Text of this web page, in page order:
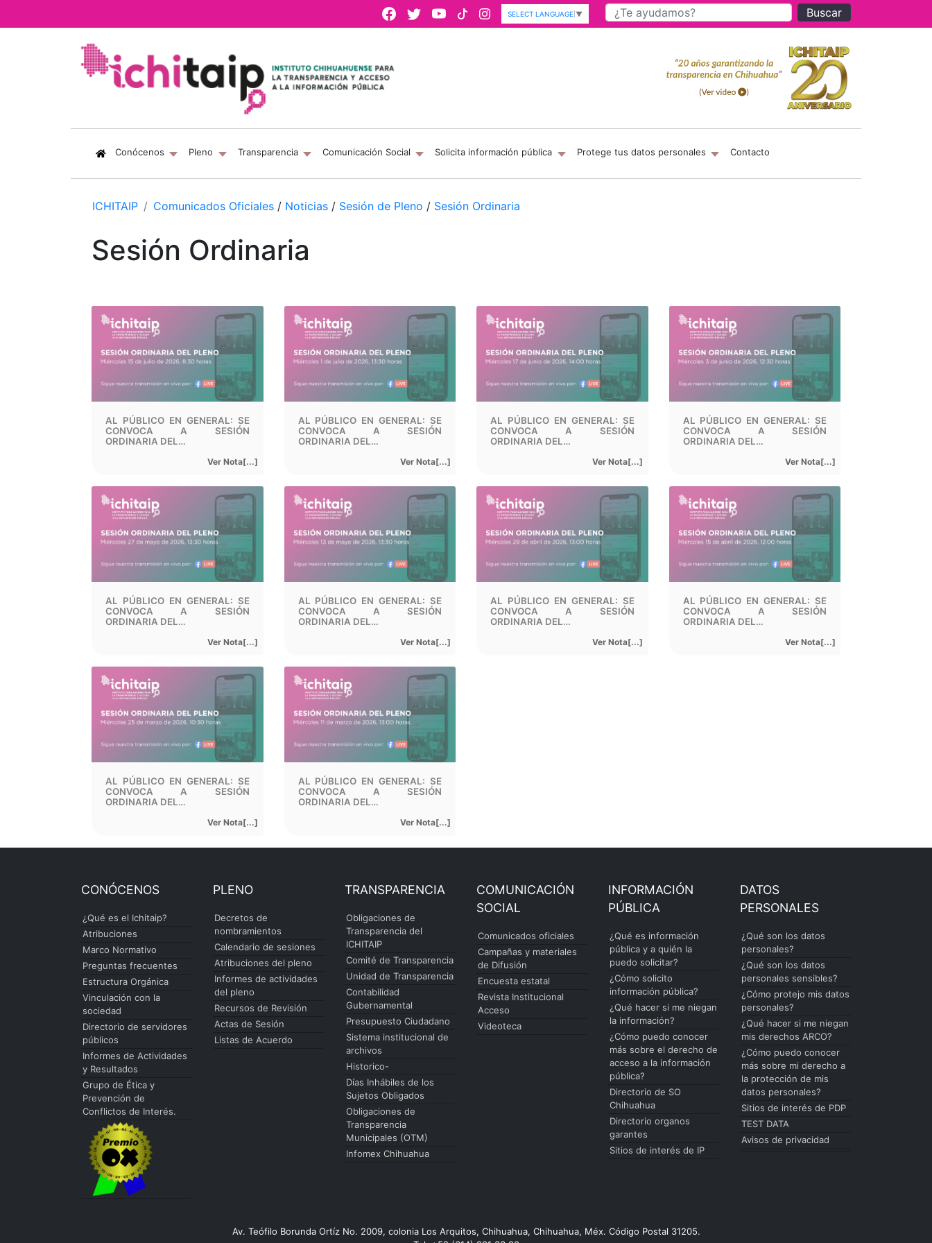
Buscar
SELECT LANGUAGE ▼
Conócenos (current)
Pleno Transparencia Comunicación Social Solicita información pública Protege tus datos personales Contacto
ICHITAIP Comunicados Oficiales / Noticias / Sesión de Pleno / Sesión Ordinaria
Sesión Ordinaria
AL PÚBLICO EN GENERAL: SE
CONVOCA A SESIÓN
ORDINARIA DEL…
Ver Nota[...]
AL PÚBLICO EN GENERAL: SE
CONVOCA A SESIÓN
ORDINARIA DEL…
Ver Nota[...]
AL PÚBLICO EN GENERAL: SE
CONVOCA A SESIÓN
ORDINARIA DEL…
Ver Nota[...]
AL PÚBLICO EN GENERAL: SE
CONVOCA A SESIÓN
ORDINARIA DEL…
Ver Nota[...]
AL PÚBLICO EN GENERAL: SE
CONVOCA A SESIÓN
ORDINARIA DEL…
Ver Nota[...]
AL PÚBLICO EN GENERAL: SE
CONVOCA A SESIÓN
ORDINARIA DEL…
Ver Nota[...]
AL PÚBLICO EN GENERAL: SE
CONVOCA A SESIÓN
ORDINARIA DEL…
Ver Nota[...]
AL PÚBLICO EN GENERAL: SE
CONVOCA A SESIÓN
ORDINARIA DEL…
Ver Nota[...]
AL PÚBLICO EN GENERAL: SE
CONVOCA A SESIÓN
ORDINARIA DEL…
Ver Nota[...]
AL PÚBLICO EN GENERAL: SE
CONVOCA A SESIÓN
ORDINARIA DEL…
Ver Nota[...]
CONÓCENOS
¿Qué es el Ichitaip?
Atribuciones
Marco Normativo
Preguntas frecuentes
Estructura Orgánica
Vinculación con la
sociedad
Directorio de servidores
públicos
Informes de Actividades
y Resultados
Grupo de Ética y
Prevención de
Conflictos de Interés.
PLENO
Decretos de
nombramientos
Calendario de sesiones
Atribuciones del pleno
Informes de actividades
del pleno
Recursos de Revisión
Actas de Sesión
Listas de Acuerdo
TRANSPARENCIA
Obligaciones de
Transparencia del
ICHITAIP
Comité de Transparencia
Unidad de Transparencia
Contabilidad
Gubernamental
Presupuesto Ciudadano
Sistema institucional de
archivos
Historico-
Días Inhábiles de los
Sujetos Obligados
Obligaciones de
Transparencia
Municipales (OTM)
Infomex Chihuahua
COMUNICACIÓN
SOCIAL
Comunicados oficiales
Campañas y materiales
de Difusión
Encuesta estatal
Revista Institucional
Acceso
Videoteca
INFORMACIÓN
PÚBLICA
¿Qué es información
pública y a quién la
puedo solicitar?
¿Cómo solicito
información pública?
¿Qué hacer si me niegan
la información?
¿Cómo puedo conocer
más sobre el derecho de
acceso a la información
pública?
Directorio de SO
Chihuahua
Directorio organos
garantes
Sitios de interés de IP
DATOS
PERSONALES
¿Qué son los datos
personales?
¿Qué son los datos
personales sensibles?
¿Cómo protejo mis datos
personales?
¿Qué hacer si me niegan
mis derechos ARCO?
¿Cómo puedo conocer
más sobre mi derecho a
la protección de mis
datos personales?
Sitios de interés de PDP
TEST DATA
Avisos de privacidad
Av. Teófilo Borunda Ortíz No. 2009, colonia Los Arquitos, Chihuahua, Chihuahua, Méx. Código Postal 31205.